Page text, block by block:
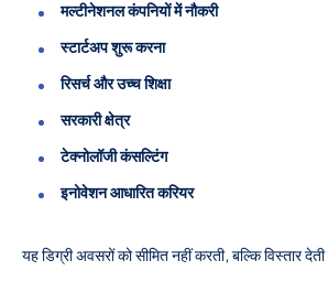
मल्टीनेशनल कंपनियों में नौकरी
स्टार्टअप शुरू करना
रिसर्च और उच्च शिक्षा
सरकारी क्षेत्र
टेक्नोलॉजी कंसल्टिंग
इनोवेशन आधारित करियर
यह डिग्री अवसरों को सीमित नहीं करती, बल्कि विस्तार